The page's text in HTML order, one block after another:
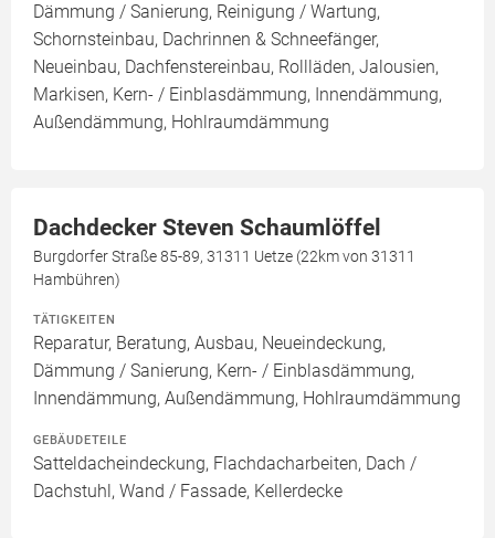
Dämmung / Sanierung, Reinigung / Wartung,
Schornsteinbau, Dachrinnen & Schneefänger,
Neueinbau, Dachfenstereinbau, Rollläden, Jalousien,
Markisen, Kern- / Einblasdämmung, Innendämmung,
Außendämmung, Hohlraumdämmung
Dachdecker Steven Schaumlöffel
Burgdorfer Straße 85-89, 31311 Uetze (22km von 31311
Hambühren)
TÄTIGKEITEN
Reparatur, Beratung, Ausbau, Neueindeckung,
Dämmung / Sanierung, Kern- / Einblasdämmung,
Innendämmung, Außendämmung, Hohlraumdämmung
GEBÄUDETEILE
Satteldacheindeckung, Flachdacharbeiten, Dach /
Dachstuhl, Wand / Fassade, Kellerdecke